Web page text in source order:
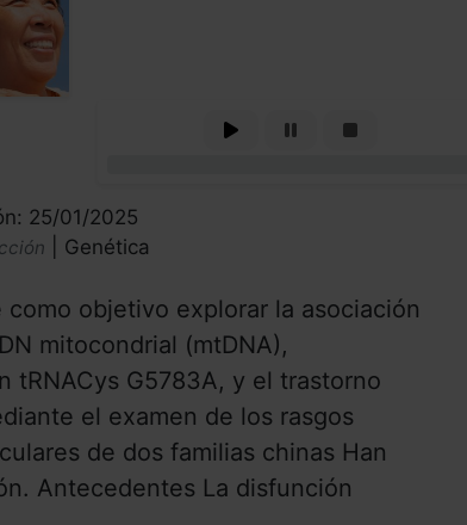
25/01/2025
| Genética
objetivo explorar la asociación
mitocondrial (mtDNA),
tRNACys G5783A, y el trastorno
el examen de los rasgos
de dos familias chinas Han
Antecedentes La disfunción